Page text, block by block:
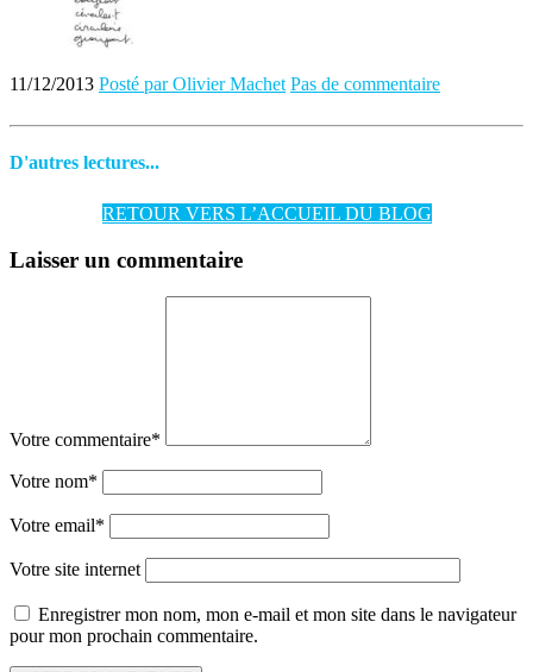
11/12/2013 Posté par Olivier Machet Pas de commentaire
D'autres lectures...
RETOUR VERS L’ACCUEIL DU BLOG
Laisser un commentaire
Votre commentaire*
Votre nom*
Votre email*
Votre site internet
Enregistrer mon nom, mon e-mail et mon site dans le navigateur
pour mon prochain commentaire.